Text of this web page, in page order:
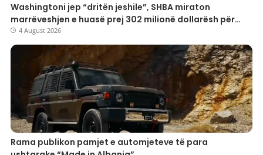
Washingtoni jep “dritën jeshile”, SHBA miraton
marrëveshjen e huasë prej 302 milionë dollarësh për
mbrojtjen shqiptare
4 August 2026
Rama publikon pamjet e automjeteve të para